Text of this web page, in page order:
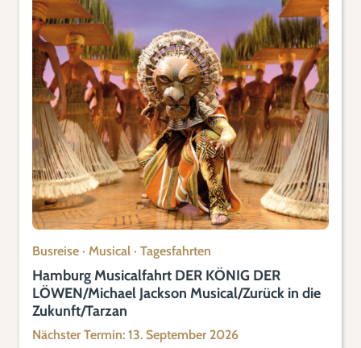
Busreise · Musical · Tagesfahrten
Hamburg Musicalfahrt DER KÖNIG DER
LÖWEN/Michael Jackson Musical/Zurück in die
Zukunft/Tarzan
Nächster Termin: 13. September 2026